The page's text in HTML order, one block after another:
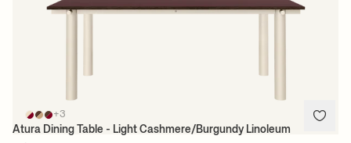
+3
Atura Dining Table - Light Cashmere/Burgundy Linoleum